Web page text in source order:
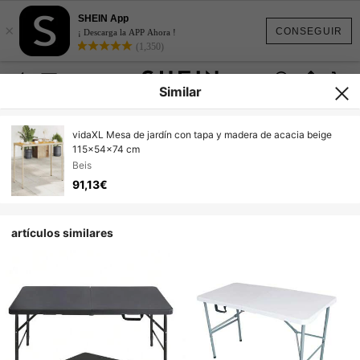
CONSEGUIR
×
SHEIN App
¡ Descarga la APP Ahora !
(1,350)
Similar
vidaXL Mesa de jardín con tapa y madera de acacia beige
115x54x74 cm
Beis
91,13€
artículos similares